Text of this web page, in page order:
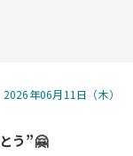
2026年06月11日（木）
う”🤗